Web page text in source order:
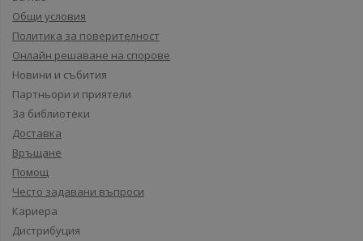
Общи условия
Политика за поверителност
Онлайн решаване на спорове
Новини и събития
Партньори и приятели
За библиотеки
Доставка
Връщане
Помощ
Често задавани въпроси
Кариера
Дистрибуция